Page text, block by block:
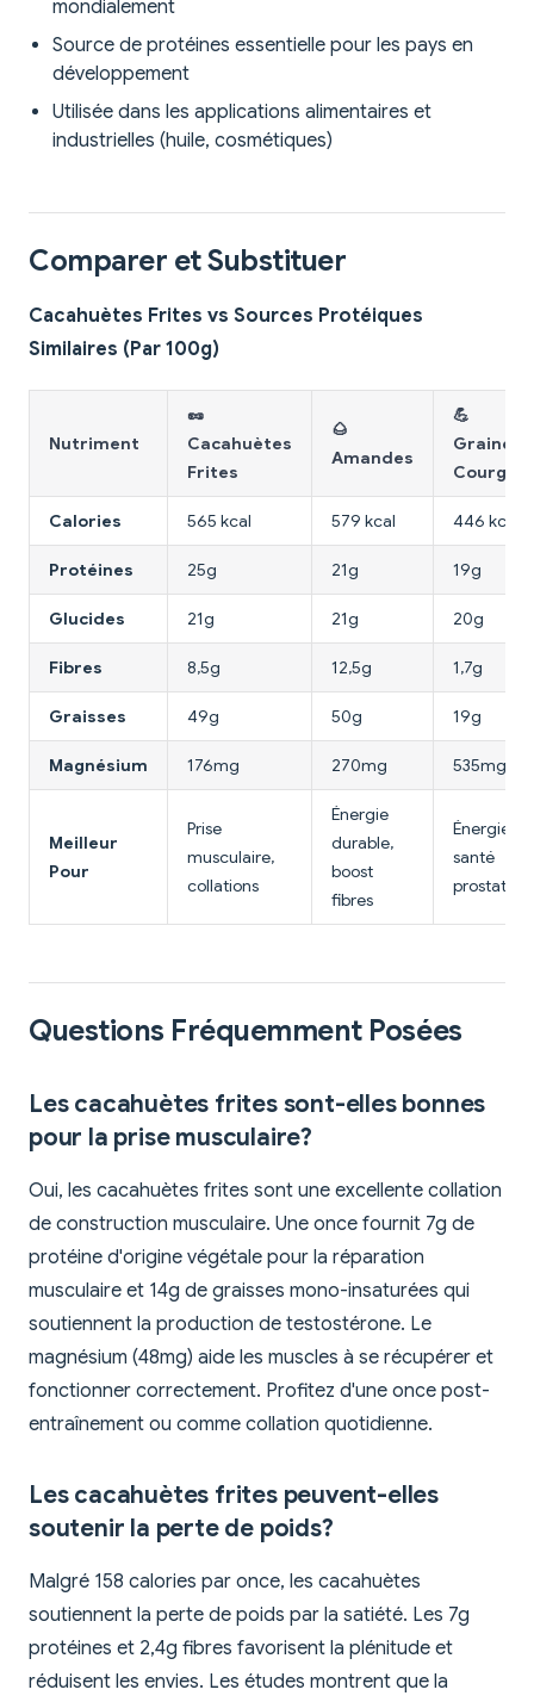
mondialement
Source de protéines essentielle pour les pays en
développement
Utilisée dans les applications alimentaires et
industrielles (huile, cosmétiques)
Comparer et Substituer
Cacahuètes Frites vs Sources Protéiques
Similaires (Par 100g)
Nutriment
🥜
Cacahuètes
Frites
🌰
Amandes
💪
Graines
Courge
Calories 565 kcal 579 kcal 446 kcal
Protéines 25g 21g 19g
Glucides 21g 21g 20g
Fibres 8,5g 12,5g 1,7g
Graisses 49g 50g 19g
Magnésium 176mg 270mg 535mg
Meilleur
Pour
Prise
musculaire,
collations
Énergie
durable,
boost
fibres
Énergie,
santé
prostate
Questions Fréquemment Posées
Les cacahuètes frites sont-elles bonnes
pour la prise musculaire?
Oui, les cacahuètes frites sont une excellente collation
de construction musculaire. Une once fournit 7g de
protéine d'origine végétale pour la réparation
musculaire et 14g de graisses mono-insaturées qui
soutiennent la production de testostérone. Le
magnésium (48mg) aide les muscles à se récupérer et
fonctionner correctement. Profitez d'une once post-
entraînement ou comme collation quotidienne.
Les cacahuètes frites peuvent-elles
soutenir la perte de poids?
Malgré 158 calories par once, les cacahuètes
soutiennent la perte de poids par la satiété. Les 7g
protéines et 2,4g fibres favorisent la plénitude et
réduisent les envies. Les études montrent que la